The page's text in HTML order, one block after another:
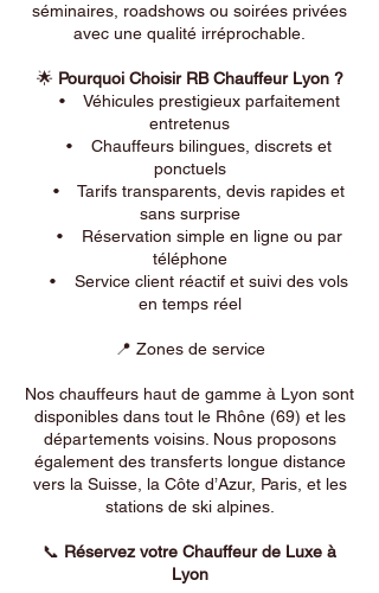
séminaires, roadshows ou soirées privées
avec une qualité irréprochable.
🌟 Pourquoi Choisir RB Chauffeur Lyon ?
• Véhicules prestigieux parfaitement
entretenus
• Chauffeurs bilingues, discrets et
ponctuels
• Tarifs transparents, devis rapides et
sans surprise
• Réservation simple en ligne ou par
téléphone
• Service client réactif et suivi des vols
en temps réel
📍 Zones de service
Nos chauffeurs haut de gamme à Lyon sont
disponibles dans tout le Rhône (69) et les
départements voisins. Nous proposons
également des transferts longue distance
vers la Suisse, la Côte d’Azur, Paris, et les
stations de ski alpines.
📞 Réservez votre Chauffeur de Luxe à
Lyon